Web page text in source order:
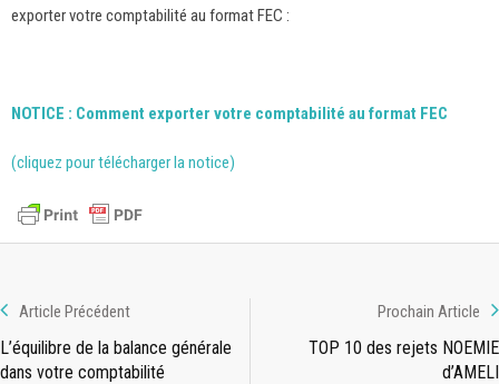
exporter votre comptabilité au format FEC :
NOTICE : Comment exporter votre comptabilité au format FEC
(cliquez pour télécharger la notice)
Article Précédent
L’équilibre de la balance générale
dans votre comptabilité
Prochain Article
TOP 10 des rejets NOEMIE
d’AMELI